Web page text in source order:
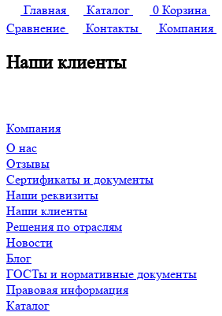
Главная
Каталог 0 Корзина
Сравнение
Контакты Компания
Наши клиенты
Компания
О нас
Отзывы
Сертификаты и документы
Наши реквизиты
Наши клиенты
Решения по отраслям
Новости
Блог
ГОСТы и нормативные документы
Правовая информация
Каталог